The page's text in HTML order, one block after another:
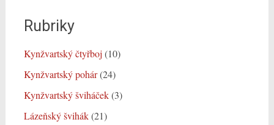
Rubriky
Kynžvartský čtyřboj (10)
Kynžvartský pohár(24)
Kynžvartský šviháček(3)
Lázeňský švihák(21)